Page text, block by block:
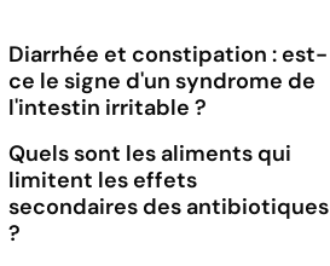
Diarrhée et constipation : est-
ce le signe d'un syndrome de
l'intestin irritable ?
Quels sont les aliments qui
limitent les effets
secondaires des antibiotiques
?